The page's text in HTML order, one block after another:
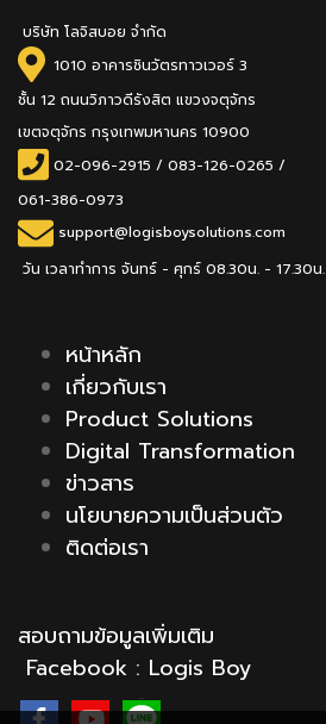
บริษัท โลจิสบอย จำกัด
1010 อาคารชินวัตรทาวเวอร์ 3
ชั้น 12 ถนนวิภาวดีรังสิต แขวงจตุจักร
เขตจตุจักร กรุงเทพมหานคร 10900
02-096-2915/083-126-0265 /
061-386-0973
support@logisboysolutions.com
วัน เวลาทำการ จันทร์ - ศุกร์ 08.30น. - 17.30น.
หน้าหลัก
เกี่ยวกับเรา
Product Solutions
Digital Transformation
ข่าวสาร
นโยบายความเป็นส่วนตัว
ติดต่อเรา
สอบถามข้อมูลเพิ่มเติม
Facebook : Logis Boy